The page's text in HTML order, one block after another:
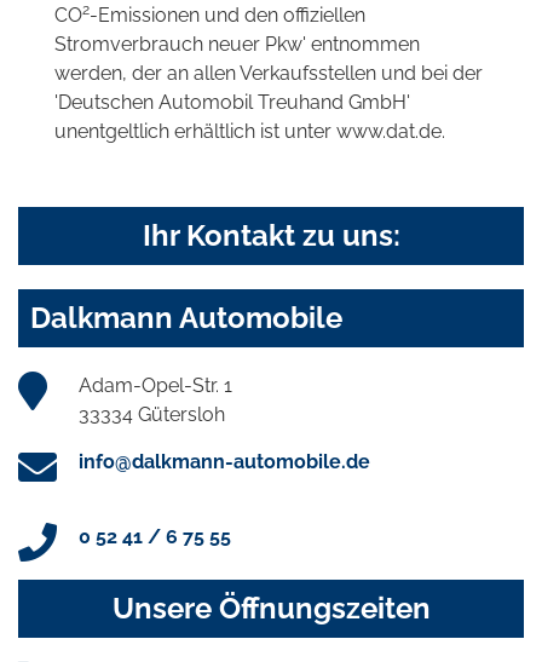
CO2-Emissionen und den offiziellen
Stromverbrauch neuer Pkw' entnommen
werden, der an allen Verkaufsstellen und bei der
'Deutschen Automobil Treuhand GmbH'
unentgeltlich erhältlich ist unter www.dat.de.
Ihr Kontakt zu uns:
Dalkmann Automobile
Adam-Opel-Str. 1
33334 Gütersloh
info@dalkmann-automobile.de
0 52 41 / 6 75 55
Unsere Öffnungszeiten